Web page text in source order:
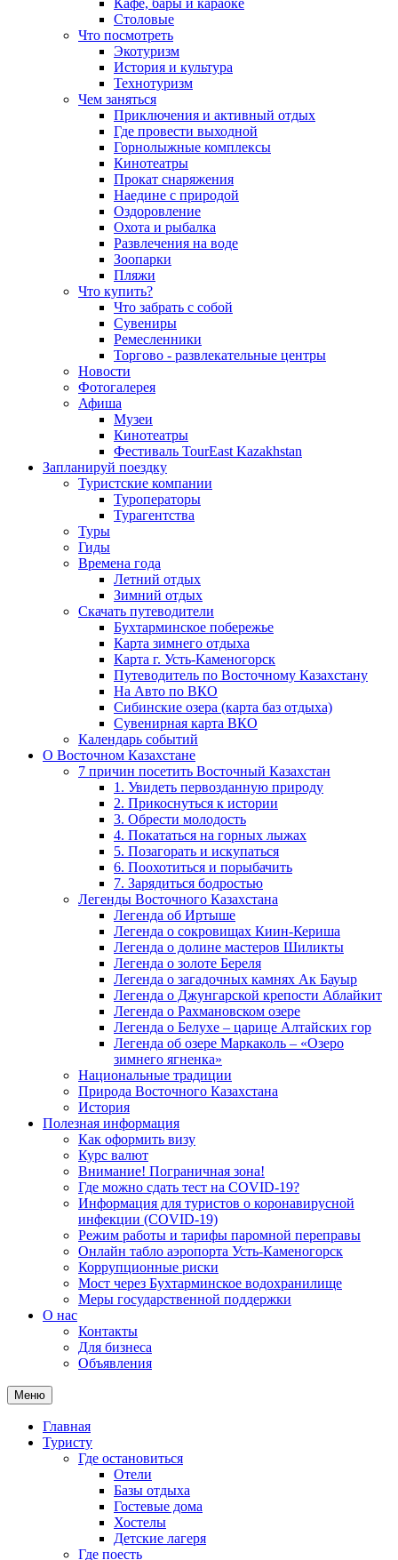
Кафе, бары и караоке
Столовые
Что посмотреть
Экотуризм
История и культура
Технотуризм
Чем заняться
Приключения и активный отдых
Где провести выходной
Горнолыжные комплексы
Кинотеатры
Прокат снаряжения
Наедине с природой
Оздоровление
Охота и рыбалка
Развлечения на воде
Зоопарки
Пляжи
Что купить?
Что забрать с собой
Сувениры
Ремесленники
Торгово - развлекательные центры
Новости
Фотогалерея
Афиша
Музеи
Кинотеатры
Фестиваль TourEast Kazakhstan
Запланируй поездку
Туристские компании
Туроператоры
Турагентства
Туры
Гиды
Времена года
Летний отдых
Зимний отдых
Скачать путеводители
Бухтарминское побережье
Карта зимнего отдыха
Карта г. Усть-Каменогорск
Путеводитель по Восточному Казахстану
На Авто по ВКО
Сибинские озера (карта баз отдыха)
Сувенирная карта ВКО
Календарь событий
О Восточном Казахстане
7 причин посетить Восточный Казахстан
1. Увидеть первозданную природу
2. Прикоснуться к истории
3. Обрести молодость
4. Покататься на горных лыжах
5. Позагорать и искупаться
6. Поохотиться и порыбачить
7. Зарядиться бодростью
Легенды Восточного Казахстана
Легенда об Иртыше
Легенда о сокровищах Киин-Кериша
Легенда о долине мастеров Шиликты
Легенда о золоте Береля
Легенда о загадочных камнях Ак Бауыр
Легенда о Джунгарской крепости Аблайкит
Легенда о Рахмановском озере
Легенда о Белухе – царице Алтайских гор
Легенда об озере Маркаколь – «Озеро
зимнего ягненка»
Национальные традиции
Природа Восточного Казахстана
История
Полезная информация
Как оформить визу
Курс валют
Внимание! Пограничная зона!
Где можно сдать тест на COVID-19?
Информация для туристов о коронавирусной
инфекции (COVID-19)
Режим работы и тарифы паромной переправы
Онлайн табло аэропорта Усть-Каменогорск
Коррупционные риски
Мост через Бухтарминское водохранилище
Меры государственной поддержки
О нас
Контакты
Для бизнеса
Объявления
Меню
Главная
Туристу
Где остановиться
Отели
Базы отдыха
Гостевые дома
Хостелы
Детские лагеря
Где поесть